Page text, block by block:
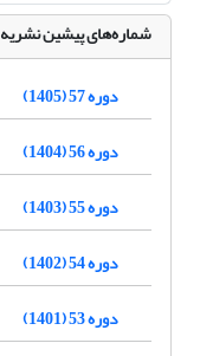
شماره‌های پیشین نشریه
دوره 57 (1405)
دوره 56 (1404)
دوره 55 (1403)
دوره 54 (1402)
دوره 53 (1401)